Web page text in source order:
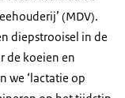
(MDV).
diepstrooisel in de
de koeien en
we ‘lactatie op